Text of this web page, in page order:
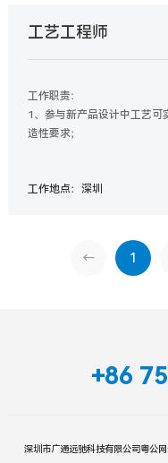
工艺工程师
工作职责：
1、参与新产品设计中工艺可
造性要求；
出对应的设计解决方案；
工作地点：深圳
← 1
+86
深圳市广通远驰科技有限公司粤公